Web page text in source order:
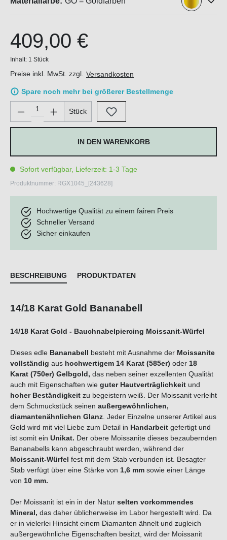
409,00 €
Inhalt: 1 Stück
Preise inkl. MwSt. zzgl. Versandkosten
Spare noch mehr bei größerer Bestellmenge
Produkt Anzahl: Gib den gewünschten Wert ein oder
Stück
IN DEN WARENKORB
Sofort verfügbar, Lieferzeit: 1-3 Tage
Produktnummer: RGX1045_[243628]
Hochwertige Qualität zu einem fairen Preis
Schneller Versand
Sicher einkaufen
BESCHREIBUNG PRODUKTDATEN
14/18 Karat Gold Bananabell
14/18 Karat Gold - Bauchnabelpiercing Moissanit-Würfel
Dieses edle Bananabell besteht mit Ausnahme der Moissanite
vollständig aus hochwertigem 14 Karat (585er) oder 18
Karat (750er) Gelbgold, das neben seiner exzellenten Qualität
auch mit Eigenschaften wie guter Hautverträglichkeit und
hoher Beständigkeit zu begeistern weiß. Der Moissanit verleiht
dem Schmuckstück seinen außergewöhnlichen,
diamantenähnlichen Glanz. Jeder Einzelne unserer Artikel aus
Gold wird mit viel Liebe zum Detail in Handarbeit gefertigt und
ist somit ein Unikat. Der obere Moissanite dieses bezaubernden
Bananabells kann abgeschraubt werden, während der
Moissanit-Würfel fest mit dem Stab verbunden ist. Besagter
Stab verfügt über eine Stärke von 1,6 mm sowie einer Länge
von 10 mm.
Der Moissanit ist ein in der Natur selten vorkommendes
Mineral, das daher üblicherweise im Labor hergestellt wird. Da
er in vielerlei Hinsicht einem Diamanten ähnelt und zugleich
außergewöhnliche Eigenschaften besitzt, wird der Moissanit